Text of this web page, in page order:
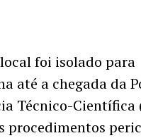
foi isolado para
até a chegada da
Técnico-Científica
procedimentos